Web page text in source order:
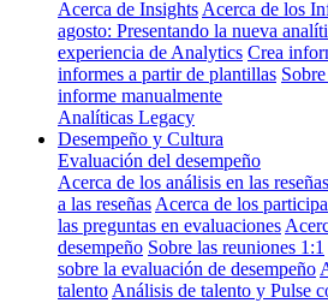
Acerca de Insights Acerca de los
agosto: Presentando la nueva
experiencia de Analytics Crea
informes a partir de plantillas
informe manualmente
Analíticas Legacy
Desempeño y Cultura
Evaluación del desempeño
Acerca de los análisis en las reseñas
a las reseñas Acerca de los
las preguntas en evaluaciones
desempeño Sobre las reuniones 1:1
sobre la evaluación de desempeño
talento Análisis de talento y Pulse